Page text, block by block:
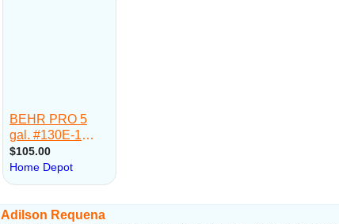
Adilson Requena